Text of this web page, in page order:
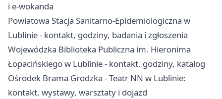
i e-wokanda
Powiatowa Stacja Sanitarno-Epidemiologiczna w
Lublinie - kontakt, godziny, badania i zgłoszenia
Wojewódzka Biblioteka Publiczna im. Hieronima
Łopacińskiego w Lublinie - kontakt, godziny, katalog
Ośrodek Brama Grodzka - Teatr NN w Lublinie:
kontakt, wystawy, warsztaty i dojazd